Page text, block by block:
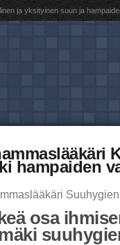
ja yksityinen suun ja
hampaiden
osa